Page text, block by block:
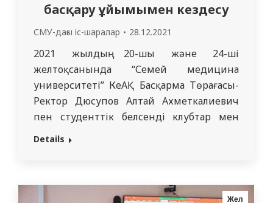
басқару ұйымымен кездесу
СМУ-дағы іс-шаралар 28.12.2021
2021 жылдың 20-шы және 24-ші
желтоқсанында “Семей медицина
университеті” КеАҚ Басқарма Төрағасы-
Ректор Дюсупов Алтай Ахметкалиевич
пен студенттік белсенді клубтар мен
студенттік өзін-өзі басқару ұйымы
және жұмыс жоспарларымен бөлісті.
Details
Жел